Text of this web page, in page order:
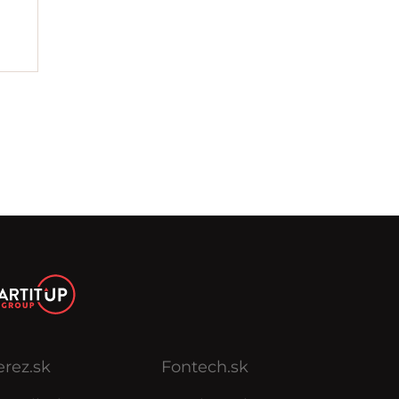
Fontech.sk